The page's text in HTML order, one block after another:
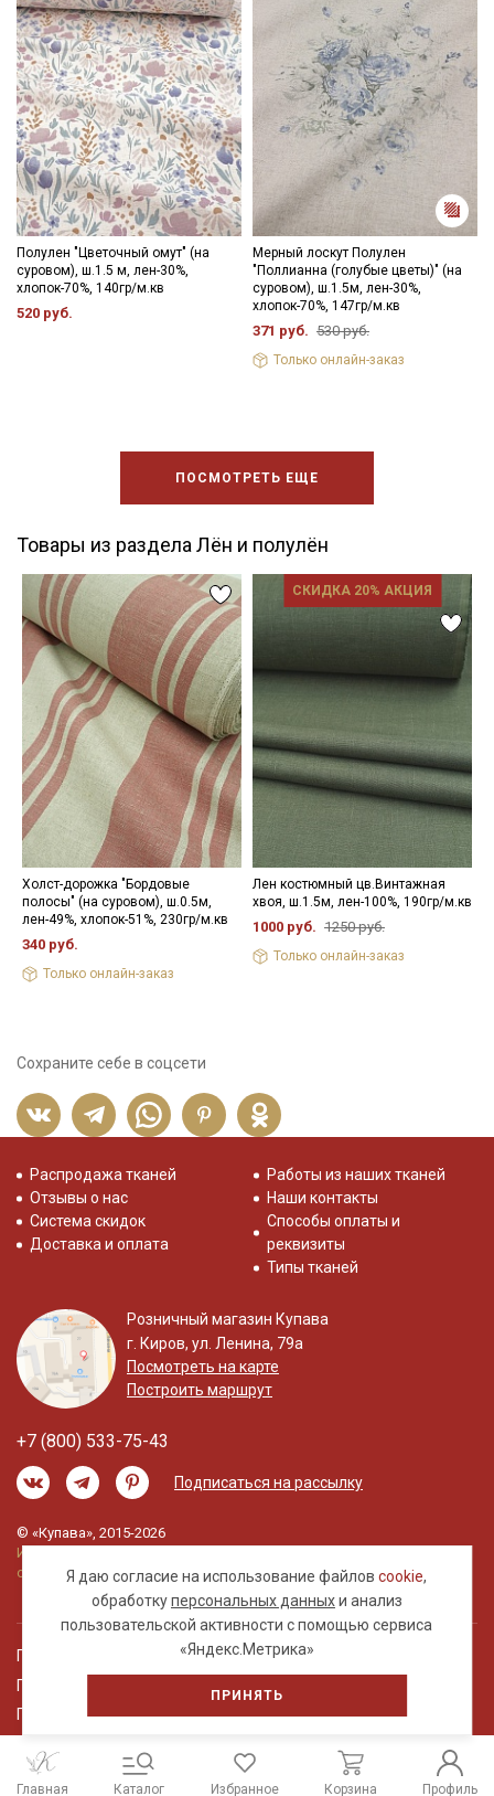
Полулен "Цветочный омут" (на
суровом), ш.1.5 м, лен-30%,
хлопок-70%, 140гр/м.кв
520 руб.
Мерный лоскут Полулен
"Поллианна (голубые цветы)" (на
суровом), ш.1.5м, лен-30%,
хлопок-70%, 147гр/м.кв
371 руб. 530 руб.
Только онлайн-заказ
ПОСМОТРЕТЬ ЕЩЕ
Товары из раздела Лён и полулён
Холст-дорожка "Бордовые
полосы" (на суровом), ш.0.5м,
лен-49%, хлопок-51%, 230гр/м.кв
340 руб.
Только онлайн-заказ
СКИДКА 20% АКЦИЯ
Лен костюмный цв.Винтажная
хвоя, ш.1.5м, лен-100%, 190гр/м.кв
1000 руб. 1250 руб.
Только онлайн-заказ
Сохраните себе в соцсети
Я даю согласие на использование файловcookie,
обработкуперсональных данныхи анализ
пользовательской активности с помощью сервиса
«Яндекс.Метрика»
ПРИНЯТЬ
Распродажа тканей
Отзывы о нас
Система скидок
Доставка и оплата
Работы из наших тканей
Наши контакты
Способы оплаты и
реквизиты
Типы тканей
Розничный магазин Купава
г. Киров, ул. Ленина, 79а
Посмотреть на карте
Построить маршрут
+7 (800) 533-75-43
Подписаться на рассылку
© «Купава», 2015-2026
Информация на сайте не является публичной
офертой.
Правовая информация
Политика обработки персональных данных
Пользовательское соглашение
Главная Каталог Избранное Корзина Профиль